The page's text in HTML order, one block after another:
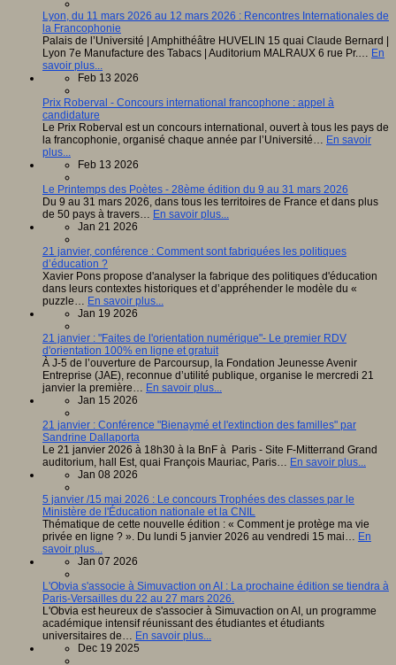
Lyon, du 11 mars 2026 au 12 mars 2026 : Rencontres Internationales de
la Francophonie
Palais de l’Université | Amphithéâtre HUVELIN 15 quai Claude Bernard |
Lyon 7e Manufacture des Tabacs | Auditorium MALRAUX 6 rue Pr.… En
savoir plus...
Feb 13 2026
Prix Roberval - Concours international francophone : appel à
candidature
Le Prix Roberval est un concours international, ouvert à tous les pays de
la francophonie, organisé chaque année par l’Université… En savoir
plus...
Feb 13 2026
Le Printemps des Poètes - 28ème édition du 9 au 31 mars 2026
Du 9 au 31 mars 2026, dans tous les territoires de France et dans plus
de 50 pays à travers… En savoir plus...
Jan 21 2026
21 janvier, conférence : Comment sont fabriquées les politiques
d’éducation ?
Xavier Pons propose d'analyser la fabrique des politiques d'éducation
dans leurs contextes historiques et d’appréhender le modèle du «
puzzle… En savoir plus...
Jan 19 2026
21 janvier : "Faites de l'orientation numérique"- Le premier RDV
d'orientation 100% en ligne et gratuit
À J-5 de l’ouverture de Parcoursup, la Fondation Jeunesse Avenir
Entreprise (JAE), reconnue d’utilité publique, organise le mercredi 21
janvier la première… En savoir plus...
Jan 15 2026
21 janvier : Conférence "Bienaymé et l'extinction des familles" par
Sandrine Dallaporta
Le 21 janvier 2026 à 18h30 à la BnF à Paris - Site F-Mitterrand Grand
auditorium, hall Est, quai François Mauriac, Paris… En savoir plus...
Jan 08 2026
5 janvier /15 mai 2026 : Le concours Trophées des classes par le
Ministère de l'Éducation nationale et la CNIL
Thématique de cette nouvelle édition : « Comment je protège ma vie
privée en ligne ? ». Du lundi 5 janvier 2026 au vendredi 15 mai… En
savoir plus...
Jan 07 2026
L'Obvia s'associe à Simuvaction on AI : La prochaine édition se tiendra à
Paris-Versailles du 22 au 27 mars 2026.
L'Obvia est heureux de s'associer à Simuvaction on AI, un programme
académique intensif réunissant des étudiantes et étudiants
universitaires de… En savoir plus...
Dec 19 2025